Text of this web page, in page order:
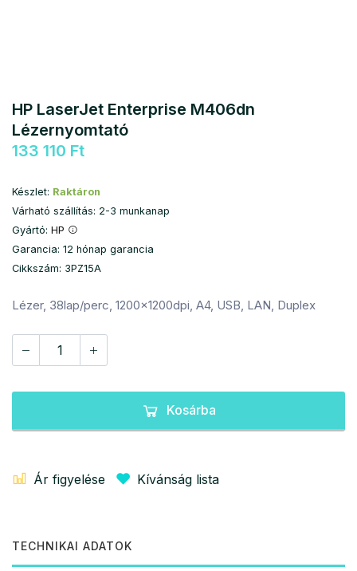
HP LaserJet Enterprise M406dn
Lézernyomtató
133 110 Ft
Készlet: Raktáron
Várható szállítás: 2-3 munkanap
Gyártó: HP
Garancia: 12 hónap garancia
Cikkszám: 3PZ15A
Lézer, 38lap/perc, 1200x1200dpi, A4, USB, LAN, Duplex
Kosárba
Ár figyelése Kívánság lista
TECHNIKAI ADATOK